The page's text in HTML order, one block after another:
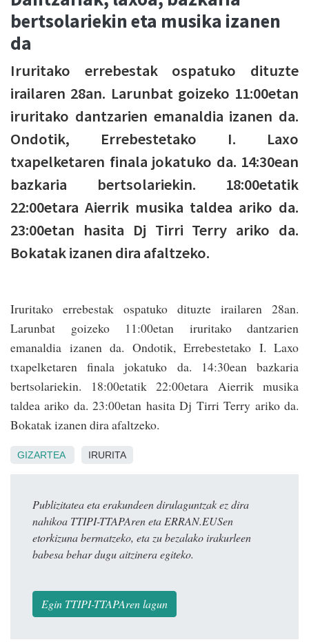
bertsolariekin eta musika izanen
da
Iruritako errebestak ospatuko dituzte
irailaren 28an. Larunbat goizeko 11:00etan
iruritako dantzarien emanaldia izanen da.
Ondotik, Errebestetako I. Laxo
txapelketaren finala jokatuko da. 14:30ean
bazkaria bertsolariekin. 18:00etatik
22:00etara Aierrik musika taldea ariko da.
23:00etan hasita Dj Tirri Terry ariko da.
Bokatak izanen dira afaltzeko.
Iruritako errebestak ospatuko dituzte irailaren 28an.
Larunbat goizeko 11:00etan iruritako dantzarien
emanaldia izanen da. Ondotik, Errebestetako I. Laxo
txapelketaren finala jokatuko da. 14:30ean bazkaria
bertsolariekin. 18:00etatik 22:00etara Aierrik musika
taldea ariko da. 23:00etan hasita Dj Tirri Terry ariko da.
Bokatak izanen dira afaltzeko.
GIZARTEA IRURITA
Publizitatea eta erakundeen dirulaguntzak ez dira
nahikoa TTIPI-TTAPAren eta ERRAN.EUSen
etorkizuna bermatzeko, eta zu bezalako irakurleen
babesa behar dugu aitzinera egiteko.
Egin TTIPI-TTAPAren lagun